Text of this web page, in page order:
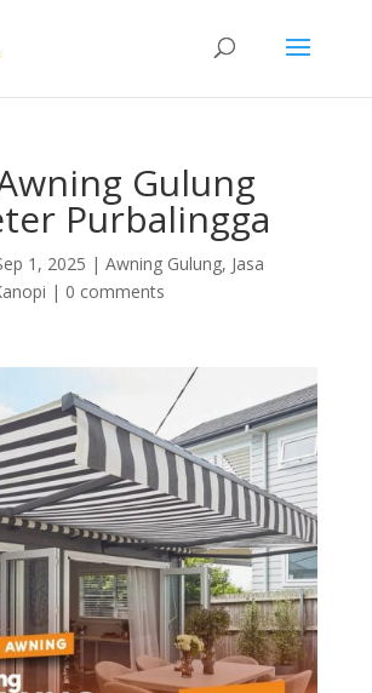
Gulung
Purbalingga
1, 2025 | Awning Gulung, Jasa
| 0 comments